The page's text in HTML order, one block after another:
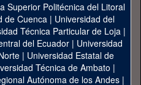
Superior Politécnica del Litoral
de Cuenca| Universidad del
Técnica Particular de Loja|
del Ecuador| Universidad
| Universidad Estatal de
Técnica de Ambato |
Autónoma de los Andes|